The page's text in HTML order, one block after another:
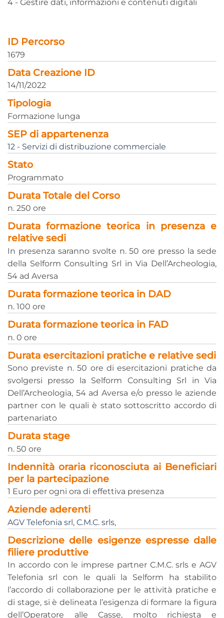
4 - Gestire dati, informazioni e contenuti digitali
ID Percorso
1679
Data Creazione ID
14/11/2022
Tipologia
Formazione lunga
SEP di appartenenza
12 - Servizi di distribuzione commerciale
Stato
Programmato
Durata Totale del Corso
n. 250 ore
Durata formazione teorica in presenza e
relative sedi
In presenza saranno svolte n. 50 ore presso la sede
della Selform Consulting Srl in Via Dell’Archeologia,
54 ad Aversa
Durata formazione teorica in DAD
n. 100 ore
Durata formazione teorica in FAD
n. 0 ore
Durata esercitazioni pratiche e relative sedi
Sono previste n. 50 ore di esercitazioni pratiche da
svolgersi presso la Selform Consulting Srl in Via
Dell’Archeologia, 54 ad Aversa e/o presso le aziende
partner con le quali è stato sottoscritto accordo di
partenariato
Durata stage
n. 50 ore
Indennità oraria riconosciuta ai Beneficiari
per la partecipazione
1 Euro per ogni ora di effettiva presenza
Aziende aderenti
AGV Telefonia srl, C.M.C. srls,
Descrizione delle esigenze espresse dalle
filiere produttive
In accordo con le imprese partner C.M.C. srls e AGV
Telefonia srl con le quali la Selform ha stabilito
l’accordo di collaborazione per le attività pratiche e
di stage, si è delineata l’esigenza di formare la figura
dell’Operatore alle Casse, molto richiesta e